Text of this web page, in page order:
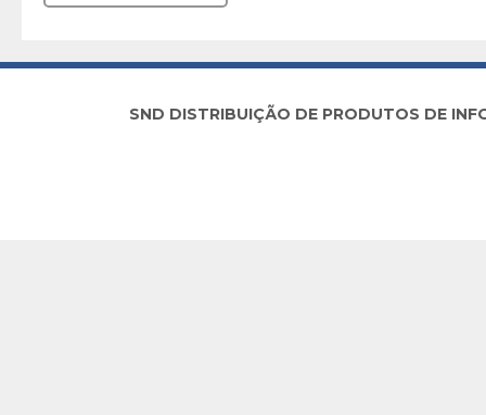
SND DISTRIBUIÇÃO DE PRODUTOS DE